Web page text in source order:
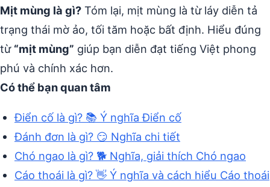
Mịt mùng là gì? Tóm lại, mịt mùng là từ láy diễn tả
trạng thái mờ ảo, tối tăm hoặc bất định. Hiểu đúng
từ “mịt mùng” giúp bạn diễn đạt tiếng Việt phong
phú và chính xác hơn.
Có thể bạn quan tâm
Điển cố là gì? 📚 Ý nghĩa Điển cố
Đánh đơn là gì? 😏 Nghĩa chi tiết
Chó ngao là gì? 🐕 Nghĩa, giải thích Chó ngao
Cáo thoái là gì? 👋 Ý nghĩa và cách hiểu Cáo thoái